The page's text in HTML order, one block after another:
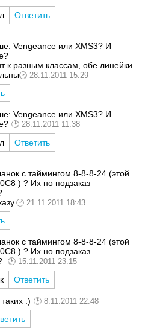
Ответить
Vengeance или XMS3? И
к разным классам, обе линейки
28.11.2011 15:29
Vengeance или XMS3? И
28.11.2011 11:38
Ответить
с таймингом 8-8-8-24 (этой
) ? Их но подзаказ
21.11.2011 18:43
с таймингом 8-8-8-24 (этой
) ? Их но подзаказ
15.11.2011 23:15
Ответить
:) 8.11.2011 22:48